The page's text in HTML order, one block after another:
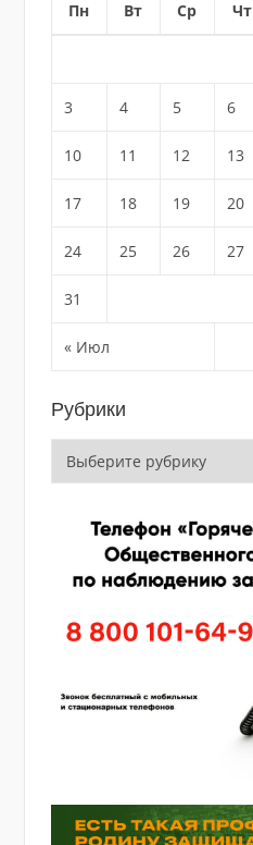
Пн Вт Ср Чт
« Июл
3 4 5 6
10 11 12 13
17 18 19 20
24 25 26 27
31
Рубрики